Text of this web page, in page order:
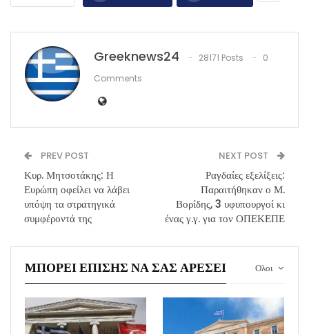
Greeknews24 28171 Posts
0
Comments
PREV POST
Κυρ. Μητσοτάκης: Η
Ευρώπη οφείλει να λάβει
υπόψη τα στρατηγικά
συμφέροντά της
NEXT POST
Ραγδαίες εξελίξεις:
Παραιτήθηκαν ο Μ.
Βορίδης, 3 υφυπουργοί κι
ένας γ.γ. για τον ΟΠΕΚΕΠΕ
Ολοι
ΜΠΟΡΕΊ ΕΠΊΣΗΣ ΝΑ ΣΑΣ ΑΡΈΣΕΙ